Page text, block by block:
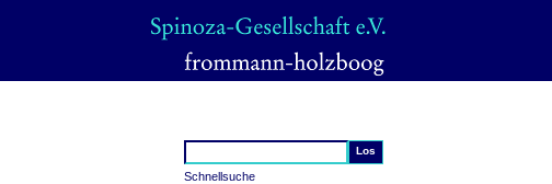
Schnellsuche